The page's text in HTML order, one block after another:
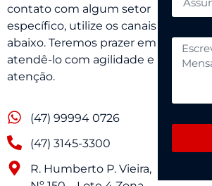
contato com algum setor
específico, utilize os canais
abaixo. Teremos prazer em
atendê-lo com agilidade e
atenção.
(47) 99994 0726
(47) 3145-3300
R. Humberto P. Vieira,